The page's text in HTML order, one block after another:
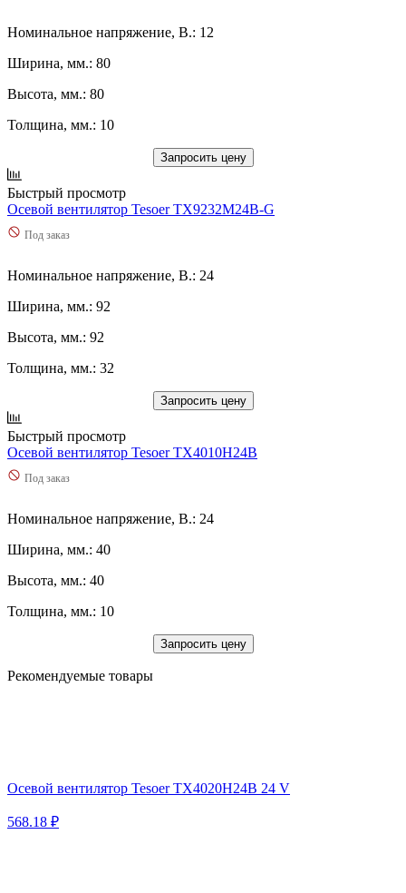
Номинальное напряжение, В.: 12
Ширина, мм.: 80
Высота, мм.: 80
Толщина, мм.: 10
Запросить цену
Быстрый просмотр
Осевой вентилятор Tesoer TX9232M24B-G
Под заказ
Номинальное напряжение, В.: 24
Ширина, мм.: 92
Высота, мм.: 92
Толщина, мм.: 32
Запросить цену
Быстрый просмотр
Осевой вентилятор Tesoer TX4010H24B
Под заказ
Номинальное напряжение, В.: 24
Ширина, мм.: 40
Высота, мм.: 40
Толщина, мм.: 10
Запросить цену
Рекомендуемые товары
Осевой вентилятор Tesoer TX4020H24B 24 V
568.18 ₽